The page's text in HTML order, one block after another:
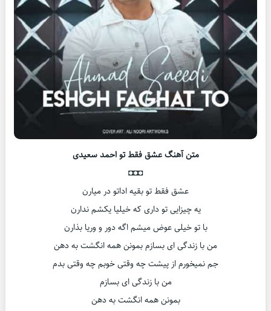
متن آهنگ عشق فقط تو احمد سعیدی
◘◘◘
عشق فقط تو بقیه اداتو در میارن
یه چیزایی تو داری که خیلیا یکشم ندارن
با تو خیلی عوض میشم اگه دور و وریا بذارن
من با زندگی ای بسازم بمونن همه انگشت به دهن
جم نمیخورم از پیشت چه وقتی خوبم چه وقتی بدم
من با زندگی ای بسازم
بمونن همه انگشت به دهن